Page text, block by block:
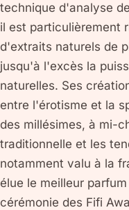
technique d'analyse
il est particulièrement
d'extraits naturels de
jusqu'à l'excès la
naturelles. Ses
entre l'érotisme et la
des millésimes, à mi-
traditionnelle et les
notamment valu à la
élue le meilleur
cérémonie des Fifi